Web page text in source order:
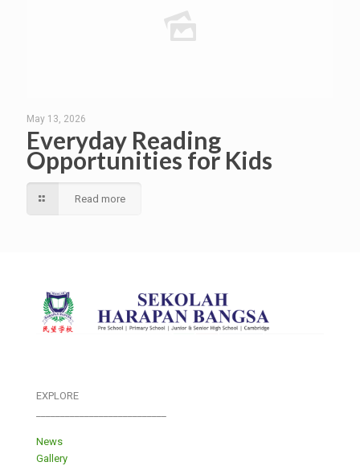
May 13, 2026
Everyday Reading
Opportunities for Kids
Read more
EXPLORE
News
Gallery